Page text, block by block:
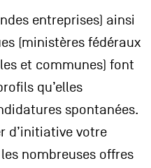
entreprises) ainsi
(ministères fédéraux
et communes) font
qu’elles
spontanées.
d’initiative votre
nombreuses offres